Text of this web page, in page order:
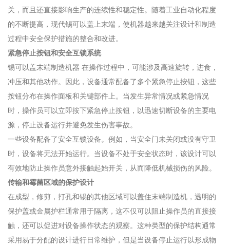
关，而且还直接影响生产的连续性和稳定性。随着工业自动化程度
的不断提高，现代锡可以盖上末端，使机器越来越关注设计和制造
过程中安全保护措施的整合和改进。
紧急停止按钮和安全互锁系统
锡可以盖末端制造机器 在操作过程中，可能涉及高速旋转，进食，
冲压和其他动作。因此，设备通常配备了多个紧急停止按钮，这些
按钮分布在操作面板和关键部件上。当发生异常情况或紧急情况
时，操作员可以立即按下紧急停止按钮，以迅速切断设备的主要电
源，停止设备运行并避免发生伤害事故。
一些设备配备了安全互锁设备。例如，当安全门未关闭或没有守卫
时，设备将无法开始运行。当设备不处于安全状态时，该设计可以
有效地防止操作员意外接触起始开关，从而降低机械损伤的风险。
传输和霉菌区域的保护设计
在成型，修剪，打孔和锡的其他区域可以盖住末端制造机，透明的
保护盖或金属护栏通常用于隔离，这不仅可以阻止操作员的直接接
触，还可以促进对设备操作状态的观察。这种类型的保护结构通常
采用易于分配的设计进行日常维护，但是当设备停止运行以形成物